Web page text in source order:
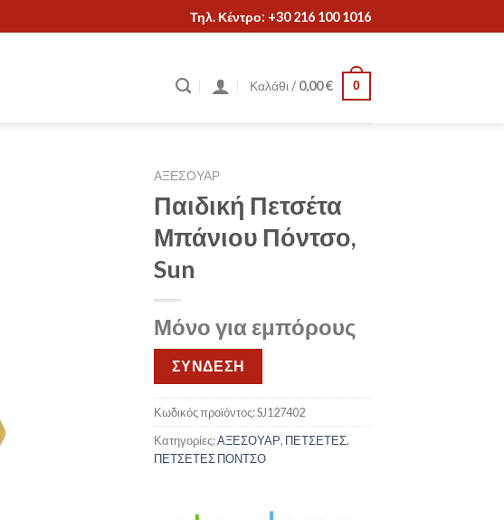
Τηλ. Κέντρο: +30 216 100 1016
Καλάθι /0,00€ 0
ΑΞΕΣΟΥΑΡ
Παιδική Πετσέτα
Μπάνιου Πόντσο,
Sun
Μόνο για εμπόρους
ΣΥΝΔΕΣΗ
Κωδικός προϊόντος:SJ127402
Κατηγορίες:ΑΞΕΣΟΥΑΡ, ΠΕΤΣΕΤΕΣ,
ΠΕΤΣΕΤΕΣ ΠΟΝΤΣΟ